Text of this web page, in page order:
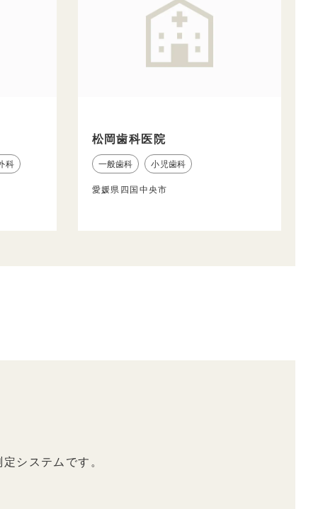
科
松岡歯科医院
一般歯科 小児歯科
愛媛県四国中央市
システムです。